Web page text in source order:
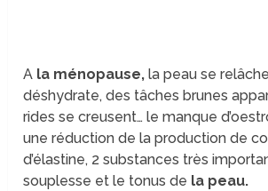
A la ménopause, la peau se
déshydrate, des tâches brunes
rides se creusent… le manque
une réduction de la production de
d’élastine, 2 substances très
souplesse et le tonus de la peau.